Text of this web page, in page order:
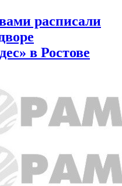
расписали
в Ростове